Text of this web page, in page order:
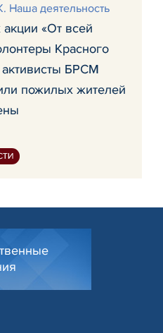
Наша деятельность
акции «От всей
Красного
активисты БРСМ
пожилых жителей